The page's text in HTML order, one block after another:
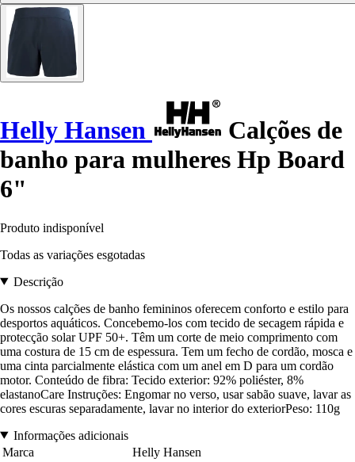
Helly Hansen
Calções de
banho para mulheres Hp Board
6"
Produto indisponível
Todas as variações esgotadas
Descrição
Os nossos calções de banho femininos oferecem conforto e estilo para
desportos aquáticos. Concebemo-los com tecido de secagem rápida e
protecção solar UPF 50+. Têm um corte de meio comprimento com
uma costura de 15 cm de espessura. Tem um fecho de cordão, mosca e
uma cinta parcialmente elástica com um anel em D para um cordão
motor. Conteúdo de fibra: Tecido exterior: 92% poliéster, 8%
elastanoCare Instruções: Engomar no verso, usar sabão suave, lavar as
cores escuras separadamente, lavar no interior do exteriorPeso: 110g
Informações adicionais
Marca
Helly Hansen